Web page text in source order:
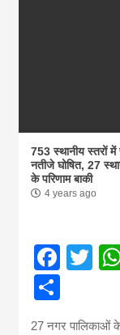
753 स्थानीय स्तरों
नतीजे घोषित, 27
के परिणाम बाकी
4 years ago
27 नगर पालिकाओं